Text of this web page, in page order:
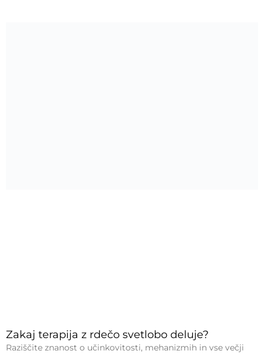
Zakaj terapija z rdečo svetlobo deluje?
Raziščite znanost o učinkovitosti, mehanizmih in vse večji